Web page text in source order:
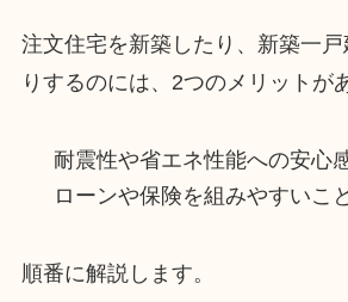
注文住宅を新築したり、新築一
りするのには、2つのメリットが
耐震性や省エネ性能への安心
ローンや保険を組みやすいこ
順番に解説します。